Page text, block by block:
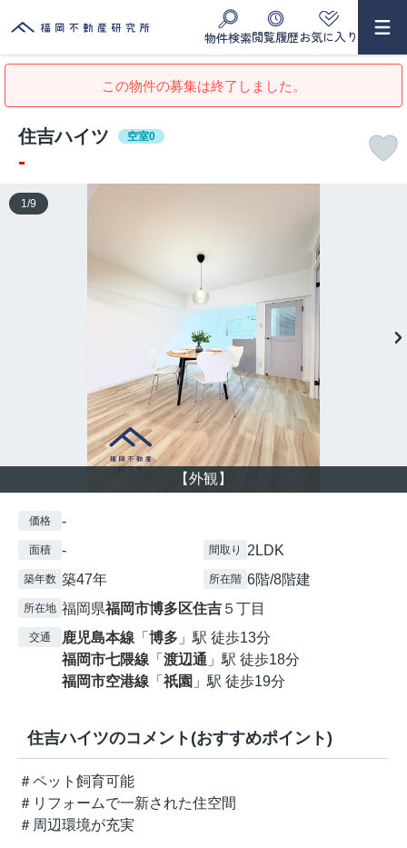
物件検索閲覧履歴お気に入り
この物件の募集は終了しました。
住吉ハイツ 空室0
-
【外観】
1 /9
価格 -
面積 - 間取り 2LDK
築年数 築47年 所在階 6階/8階建
所在地 福岡県福岡市博多区住吉 ５丁目
交通 鹿児島本線 「 博多 」駅 徒歩13分
福岡市七隈線 「 渡辺通 」駅 徒歩18分
福岡市空港線 「 祇園 」駅 徒歩19分
住吉ハイツのコメント(おすすめポイント)
＃ペット飼育可能
＃リフォームで一新された住空間
＃周辺環境が充実